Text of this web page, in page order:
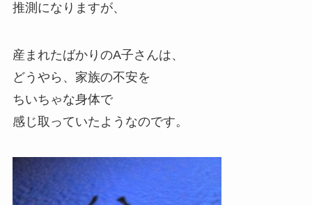
推測になりますが、
産まれたばかりのA子さんは、
どうやら、家族の不安を
ちいちゃな身体で
感じ取っていたようなのです。